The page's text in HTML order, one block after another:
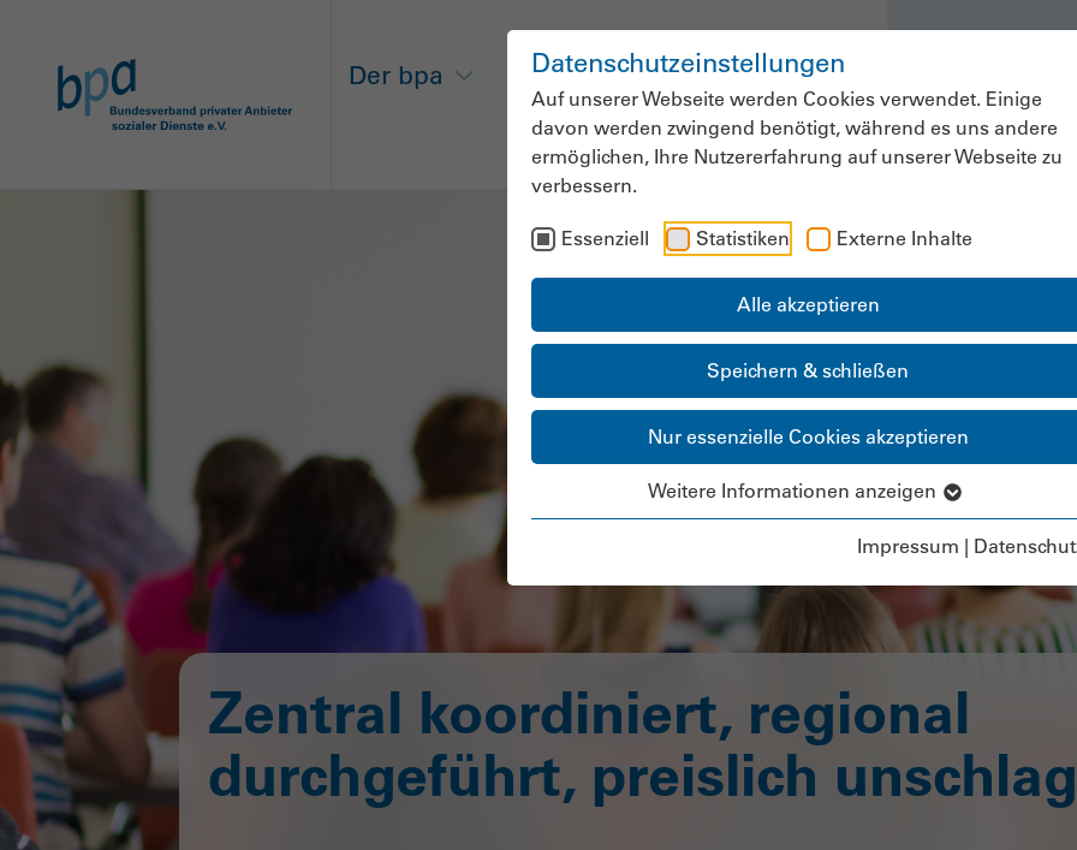
Datenschutzeinstellungen
Auf unserer Webseite werden Cookies verwendet. Einige
davon werden zwingend benötigt, während es uns andere
ermöglichen, Ihre Nutzererfahrung auf unserer Webseite zu
verbessern.
Essenziell Statistiken Externe Inhalte
Alle akzeptieren
Speichern & schließen
Nur essenzielle Cookies akzeptieren
Weitere Informationen anzeigen
Impressum |
Der bpa News & Fachinformationen
Zentral koordiniert, regional
durchgeführt, preislich